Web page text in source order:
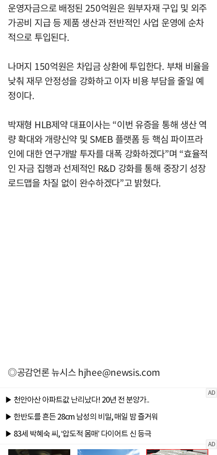
운영자금으로 배정된 250억원은 원부자재 구입 및 외주
가공비 지급 등 제품 생산과 전반적인 사업 운영에 순차
적으로 투입된다.
나머지 150억원은 차입금 상환에 투입한다. 부채 비율을
낮춰 재무 안정성을 강화하고 이자 비용 부담을 줄일 예
정이다.
박재형 HLB제약 대표이사는 “이번 유증을 통해 생산 역
량 확대와 개량신약 및 SMEB 플랫폼 등 핵심 파이프라
인에 대한 연구개발 투자를 대폭 강화하겠다”며 “효율적
인 자금 집행과 선제적인 R&D 강화를 통해 중장기 성장
로드맵을 차질 없이 완수하겠다”고 밝혔다.
◎공감언론 뉴시스hjhee@newsis.com